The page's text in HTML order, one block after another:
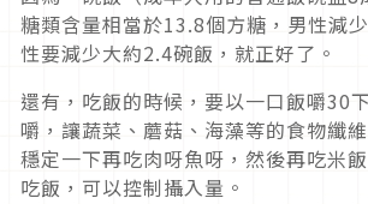
糖類含量相當於13.8個方糖，男性減
性要減少大約2.4碗飯，就正好了。
還有，吃飯的時候，要以一口飯嚼30
嚼，讓蔬菜、蘑菇、海藻等的食物纖
穩定一下再吃肉呀魚呀，然後再吃米
吃飯，可以控制攝入量。